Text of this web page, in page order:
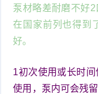
泵材略差耐磨不好
在国家前列也得到
好。
1初次使用或长时
使用，泵内可会残